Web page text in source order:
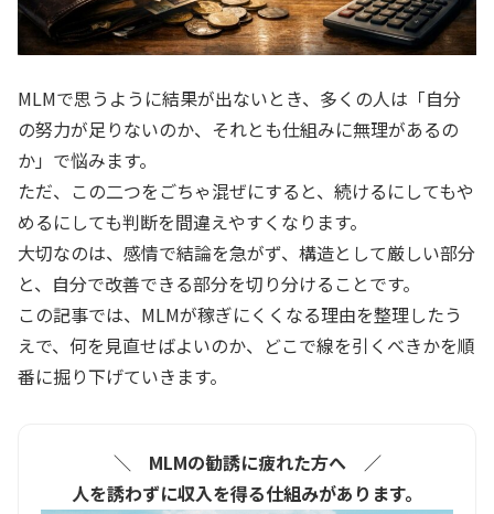
MLMで思うように結果が出ないとき、多くの人は「自分
の努力が足りないのか、それとも仕組みに無理があるの
か」で悩みます。
ただ、この二つをごちゃ混ぜにすると、続けるにしてもや
めるにしても判断を間違えやすくなります。
大切なのは、感情で結論を急がず、構造として厳しい部分
と、自分で改善できる部分を切り分けることです。
この記事では、MLMが稼ぎにくくなる理由を整理したう
えで、何を見直せばよいのか、どこで線を引くべきかを順
番に掘り下げていきます。
＼ MLMの勧誘に疲れた方へ ／
人を誘わずに収入を得る仕組みがあります。